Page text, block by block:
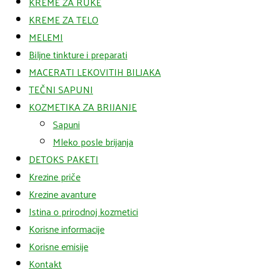
KREME ZA TELO
MELEMI
Biljne tinkture i preparati
MACERATI LEKOVITIH BILJAKA
TEČNI SAPUNI
KOZMETIKA ZA BRIJANJE
Sapuni
Mleko posle brijanja
DETOKS PAKETI
Krezine priče
Krezine avanture
Istina o prirodnoj kozmetici
Korisne informacije
Korisne emisije
Kontakt